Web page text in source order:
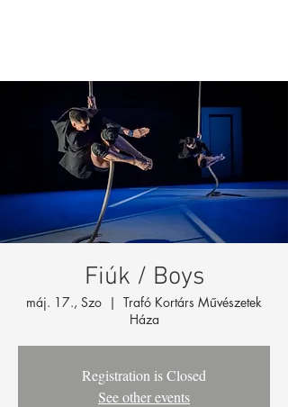
Fiúk / Boys
máj. 17., Szo
  |
Trafó Kortárs Művészetek
Háza
Registration is Closed
See other events